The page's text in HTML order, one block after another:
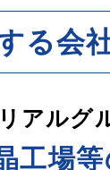
る会
アルグ
工場